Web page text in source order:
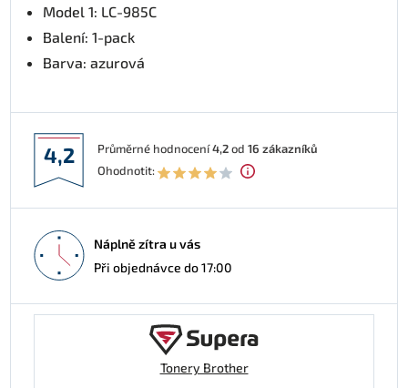
Model 1: LC-985C
Balení: 1-pack
Barva: azurová
4,2 Průměrné hodnocení4,2od 16 zákazníků
Ohodnotit:
Náplně zítra u vás
Při objednávce do 17:00
Tonery Brother